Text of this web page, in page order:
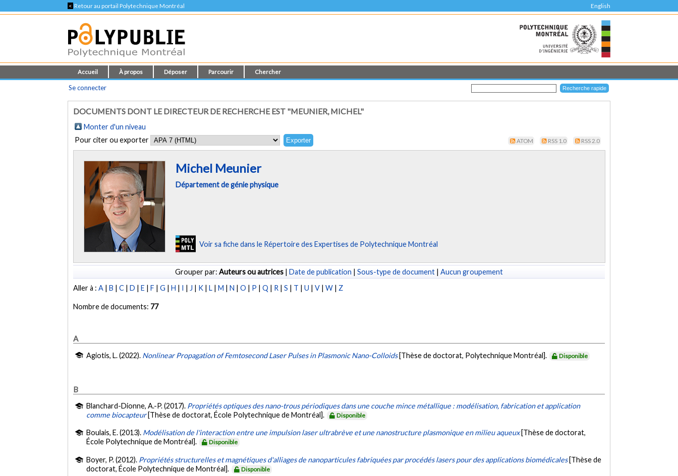
< Retour au portail Polytechnique Montréal English
Accueil À propos Déposer Parcourir Chercher
Se connecter
DOCUMENTS DONT LE DIRECTEUR DE RECHERCHE EST "MEUNIER, MICHEL"
Monter d'un niveau
Pour citer ou exporter
ATOM RSS 1.0 RSS 2.0
Michel Meunier
Département de génie physique
Voir sa fiche dans le Répertoire des Expertises de Polytechnique Montréal
Grouper par: Auteurs ou autrices | Date de publication | Sous-type de document | Aucun groupement
Aller à :A |B |C |D |E |F |G |H | I | J | K |L |M |N |O | P |Q | R |S | T |U |V |W | Z
Nombre de documents: 77
A
Agiotis, L. (2022). Nonlinear Propagation of Femtosecond Laser Pulses in Plasmonic Nano-Colloids [Thèse de doctorat, Polytechnique Montréal]. Disponible
B
Blanchard-Dionne, A.-P. (2017). Propriétés optiques des nano-trous périodiques dans une couche mince métallique : modélisation, fabrication et application
comme biocapteur [Thèse de doctorat, École Polytechnique de Montréal]. Disponible
Boulais, E. (2013). Modélisation de l'interaction entre une impulsion laser ultrabrève et une nanostructure plasmonique en milieu aqueux [Thèse de doctorat,
École Polytechnique de Montréal].
Disponible
Boyer, P. (2012). Propriétés structurelles et magnétiques d'alliages de nanoparticules fabriquées par procédés lasers pour des applications biomédicales [Thèse de
doctorat, École Polytechnique de Montréal].
Disponible